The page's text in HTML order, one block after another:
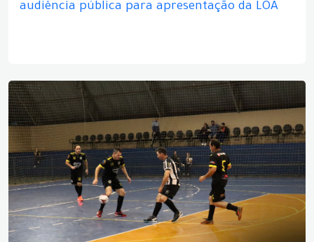
audiência pública para apresentação da LOA